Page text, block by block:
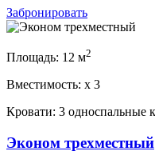
Забронировать
Площадь: 12 м2
Вместимость: x 3
Кровати: 3 односпальные
Эконом трехместный